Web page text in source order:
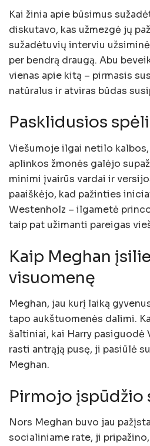
Kai žinia apie būsimus
diskutavo, kas užmezgė jų
sužadėtuvių interviu
per bendrą draugą. Abu
vienas apie kitą – pirmasis
natūralus ir atviras būdas
Pasklidusios
Viešumoje ilgai netilo
aplinkos žmonės galėjo
minimi įvairūs vardai ir
paaiškėjo, kad pažinties
Westenholz – ilgametė
taip pat užimanti pareigas
Kaip Meghan
visuomenę
Meghan, jau kurį laiką
tapo aukštuomenės dalimi.
šaltiniai, kai Harry pasiguodė
rasti antrąją pusę, ji pasiūlė
Meghan.
Pirmojo įspūdžio
Nors Meghan buvo jau
socialiniame rate, ji